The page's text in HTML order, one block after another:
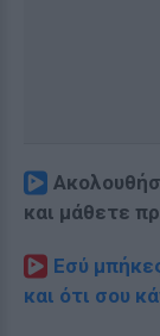
και μάθετε
Εσύ
και ότι σου